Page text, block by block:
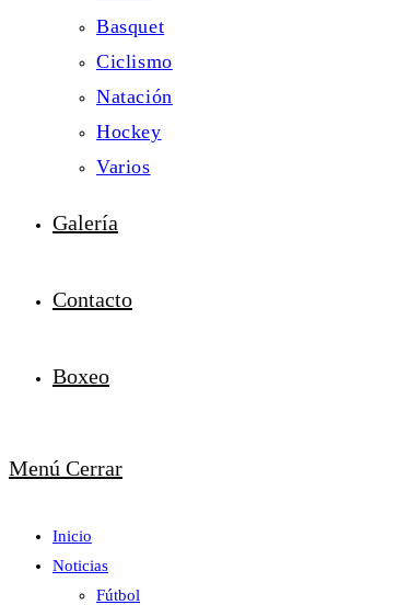
Basquet
Ciclismo
Natación
Hockey
Varios
Galería
Contacto
Boxeo
Menú Cerrar
Inicio
Noticias
Fútbol